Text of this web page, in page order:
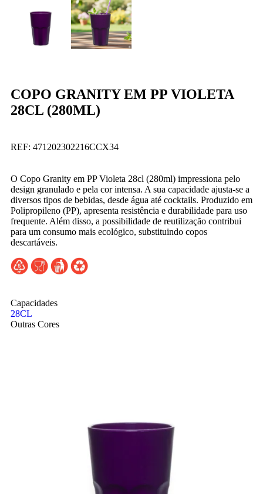
COPO GRANITY EM PP VIOLETA
28CL (280ML)
REF: 471202302216CCX34
O Copo Granity em PP Violeta 28cl (280ml) impressiona pelo
design granulado e pela cor intensa. A sua capacidade ajusta-se a
diversos tipos de bebidas, desde água até cocktails. Produzido em
Polipropileno (PP), apresenta resistência e durabilidade para uso
frequente. Além disso, a possibilidade de reutilização contribui
para um consumo mais ecológico, substituindo copos
descartáveis.
Capacidades
28CL
Outras Cores